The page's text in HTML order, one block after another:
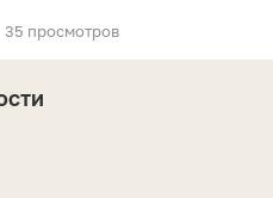
35 просмотров